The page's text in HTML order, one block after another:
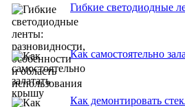
Гибкие cветодиодные
Как самостоятельно
Как демонтировать